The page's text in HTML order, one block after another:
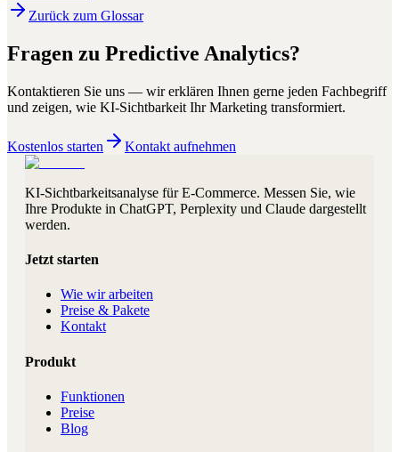
Zurück zum Glossar
Fragen zu Predictive Analytics?
Kontaktieren Sie uns — wir erklären Ihnen gerne jeden Fachbegriff
und zeigen, wie KI-Sichtbarkeit Ihr Marketing transformiert.
Kostenlos starten Kontakt aufnehmen
KI-Sichtbarkeitsanalyse für E-Commerce. Messen Sie, wie
Ihre Produkte in ChatGPT, Perplexity und Claude dargestellt
werden.
Jetzt starten
Wie wir arbeiten
Preise & Pakete
Kontakt
Produkt
Funktionen
Preise
Blog